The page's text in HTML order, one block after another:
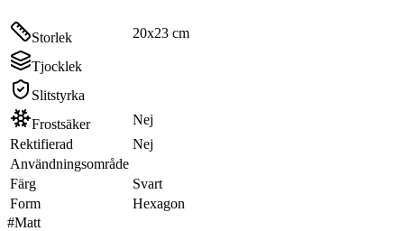
Storlek 20x23 cm
Tjocklek
Slitstyrka
Frostsäker
Nej
Rektifierad
Nej
Användningsområde
Färg
Svart
Form
Hexagon
#Matt